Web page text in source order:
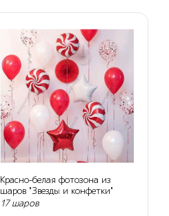
Красно-белая фотозона из
шаров "Звезды и конфетки"
17 шаров